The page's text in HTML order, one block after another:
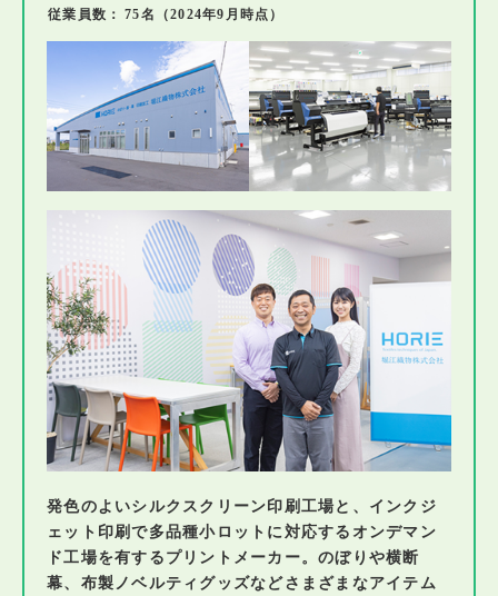
従業員数： 75名（2024年9月時点）
発色のよいシルクスクリーン印刷工場と、インクジ
ェット印刷で多品種小ロットに対応するオンデマン
ド工場を有するプリントメーカー。のぼりや横断
幕、布製ノベルティグッズなどさまざまなアイテム